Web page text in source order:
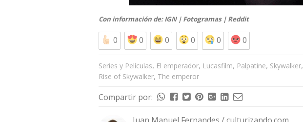
Con información de:IGN| Fotogramas| Reddit
0 0 0 0 0 0
Series y Películas, El emperador, Lucasfilm, Palpatine, Skywalker,
Rise of Skywalker, The emperor
Compartir por: